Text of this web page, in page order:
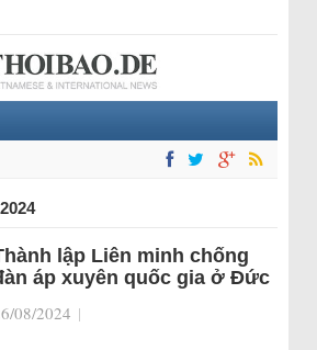
lập Liên minh chống
áp xuyên quốc gia ở Đức
08/2024 |